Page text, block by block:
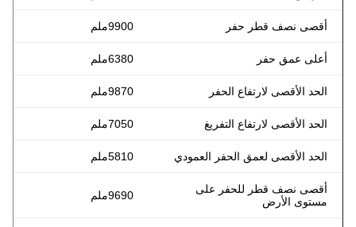
أقصى نصف قطر حفر 9900ملم
أعلى عمق حفر 6380ملم
الحد الأقصى لارتفاع الحفر 9870ملم
الحد الأقصى لارتفاع التفريغ 7050ملم
الحد الأقصى لعمق الحفر العمودي 5810ملم
أقصى نصف قطر للحفر على
مستوى الأرض
9690ملم